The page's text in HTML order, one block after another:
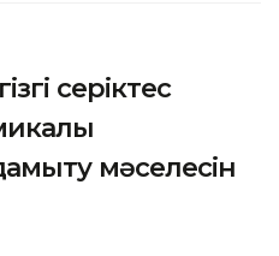
серіктес
мәселесін